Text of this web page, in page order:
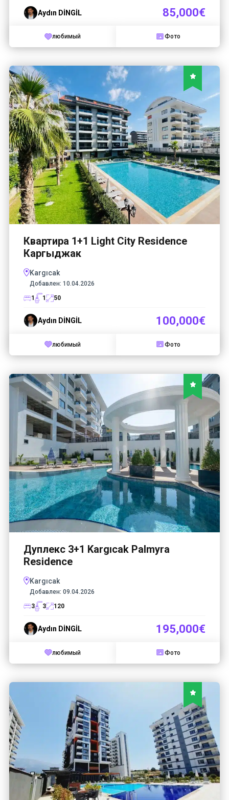
Aydın DİNGİL 85,000€
любимый Фото
Квартира 1+1 Light City Residence
Каргыджак
Kargıcak
Добавлен: 10.04.2026
1
1 50
Aydın DİNGİL 100,000€
любимый Фото
Дуплекс 3+1 Kargıcak Palmyra
Residence
Kargıcak
Добавлен: 09.04.2026
3
3 120
Aydın DİNGİL 195,000€
любимый Фото